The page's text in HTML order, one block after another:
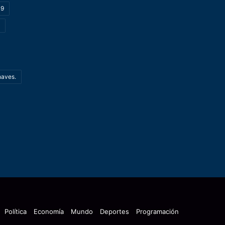
Política Economía Mundo Deportes Programación